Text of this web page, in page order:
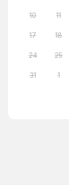
10 11
17 18
24 25
31 1